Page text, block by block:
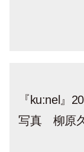
『ku:nel』
写真 柳原